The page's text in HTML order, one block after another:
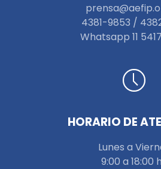
4381-9853 /
Whatsapp 11
HORARIO DE
Lunes a
9:00 a 18:00